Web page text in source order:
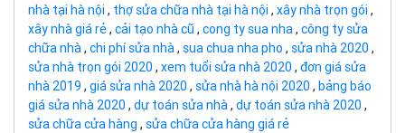
nhà tại hà nội , thợ sửa chữa nhà tại hà nội , xây nhà trọn gói ,
xây nhà giá rẻ, cải tạo nhà cũ , cong ty sua nha, công ty sửa
chữa nhà, chi phí sửa nhà, sua chua nha pho , sửa nhà 2020 ,
sửa nhà trọn gói 2020 , xem tuổi sửa nhà 2020 , đơn giá sửa
nhà 2019 , giá sửa nhà 2020 , sửa nhà hà nội 2020 , bảng báo
giá sửa nhà 2020 , dự toán sửa nhà, dự toán sửa nhà 2020 ,
sửa chữa cửa hàng , sửa chữa cửa hàng giá rẻ